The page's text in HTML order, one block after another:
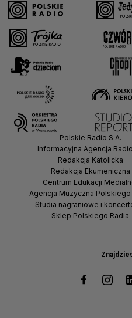
Polskie Radio S.A.
Informacyjna Agencja
Redakcja Katolicka
Redakcja Ekumeniczna
Centrum Edukacji
Agencja Muzyczna Polskiego
Studia nagraniowe i
Sklep Polskiego Radia